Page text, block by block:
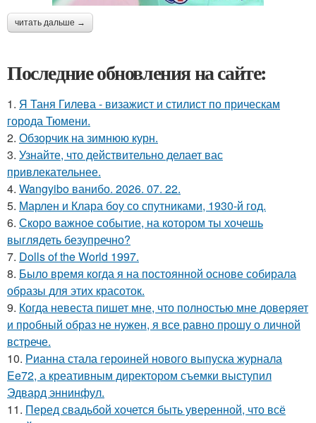
читать дальше →
Последние обновления на сайте:
1. Я Таня Гилева - визажист и стилист по прическам
города Тюмени.
2. Обзорчик на зимнюю курн.
3. Узнайте, что действительно делает вас
привлекательнее.
4. Wangyibo ванибо. 2026. 07. 22.
5. Марлен и Клара боу со спутниками, 1930-й год.
6. Скоро важное событие, на котором ты хочешь
выглядеть безупречно?
7. Dolls of the World 1997.
8. Было время когда я на постоянной основе собирала
образы для этих красоток.
9. Когда невеста пишет мне, что полностью мне доверяет
и пробный образ не нужен, я все равно прошу о личной
встрече.
10. Рианна стала героиней нового выпуска журнала
Ee72, а креативным директором съемки выступил
Эдвард эннинфул.
11. Перед свадьбой хочется быть уверенной, что всё